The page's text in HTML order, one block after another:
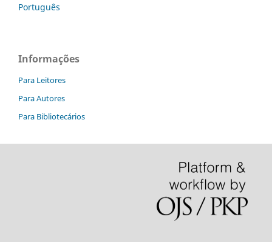
Português
Informações
Para Leitores
Para Autores
Para Bibliotecários